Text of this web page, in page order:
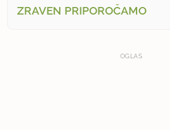
ZRAVEN PRIPOROČAMO
OGLAS